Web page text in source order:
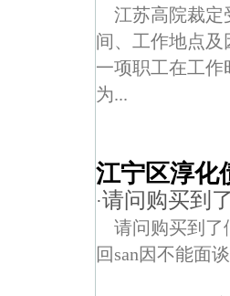
江苏高院裁定
间、工作地点
一项职工在工
为...
江宁区淳化
·请问购买到
请问购买到了
回san因不能面